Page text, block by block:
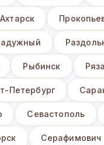
Рыбинск
Петербург
Севастополь
Серафимович